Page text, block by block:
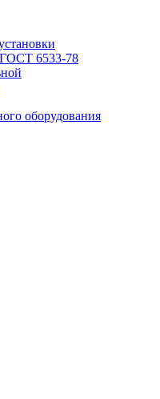
6533-78
оборудования